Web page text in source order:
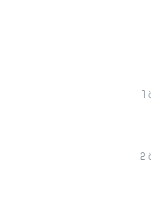
البريطانية وامتداداتها الإماراتية 2